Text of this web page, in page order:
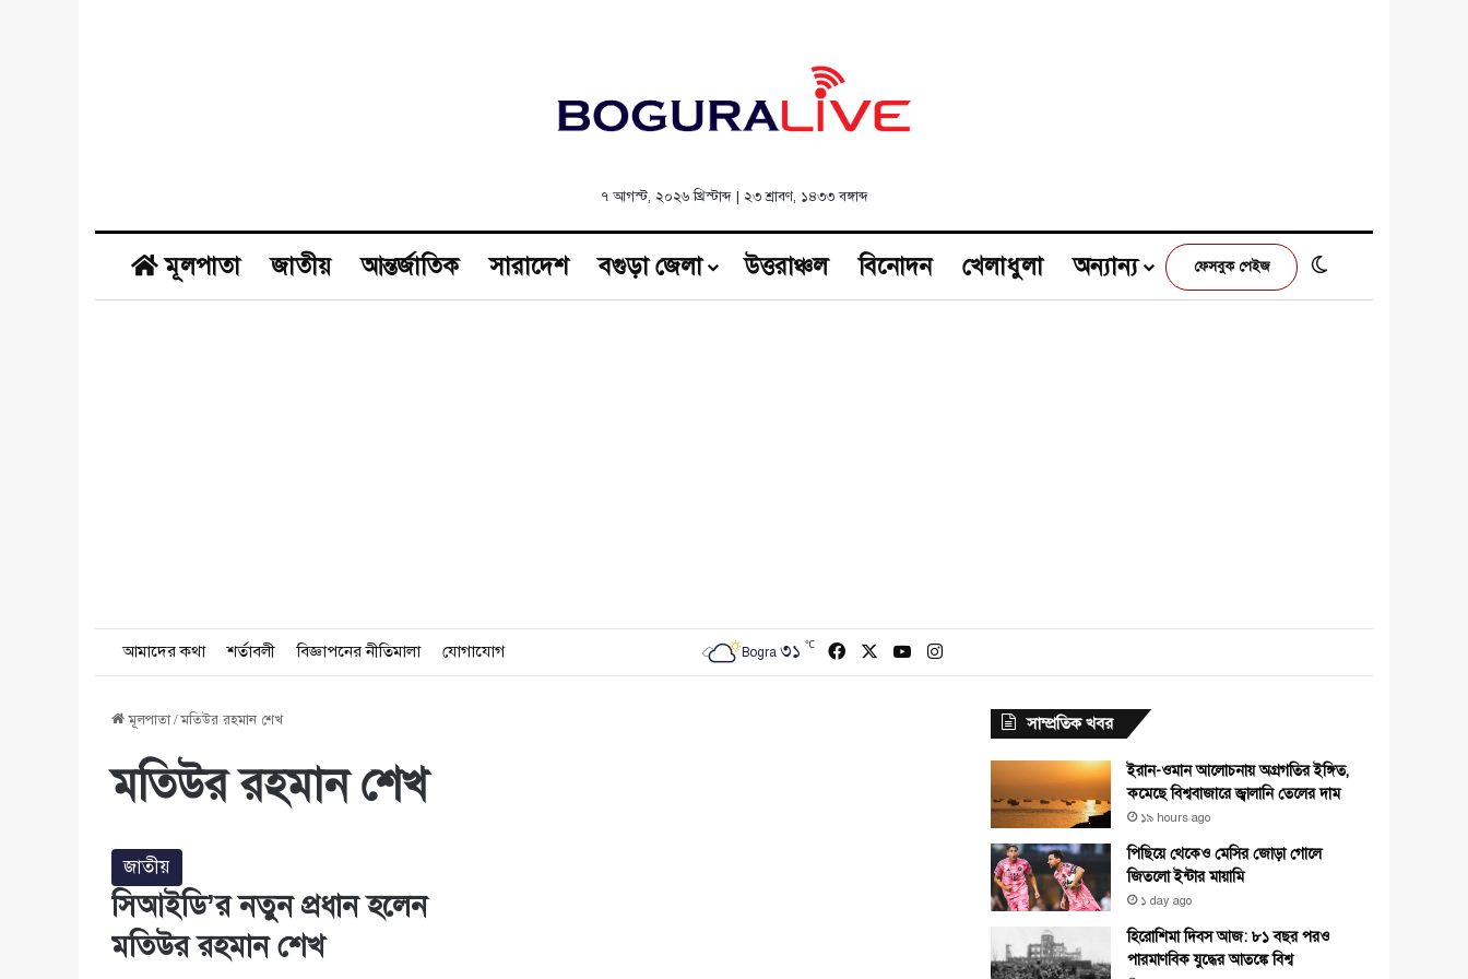
৭ আগস্ট, ২০২৬ খ্রিস্টাব্দ| ২৩ শ্রাবণ, ১৪৩৩ বঙ্গাব্দ
মূলপাতা জাতীয় আন্তর্জাতিক সারাদেশ বগুড়া জেলা উত্তরাঞ্চল বিনোদন খেলাধুলা অন্যান্য ফেসবুক পেইজ
আমাদের কথা শর্তাবলী বিজ্ঞাপনের নীতিমালা যোগাযোগ Bogra ৩১ ℃ FacebookYouTubeInstagram
মূলপাতা/মতিউর রহমান শেখ
মতিউর রহমান শেখ
জাতীয়
সিআইডি’র নতুন প্রধান হলেন
মতিউর রহমান শেখ
সাম্প্রতিক খবর
ইরান-ওমান আলোচনায় অগ্রগতির ইঙ্গিত,
কমেছে বিশ্ববাজারে জ্বালানি তেলের দাম
১৯ hours ago
পিছিয়ে থেকেও মেসির জোড়া গোলে
জিতলো ইন্টার মায়ামি
১ day ago
হিরোশিমা দিবস আজ: ৮১ বছর পরও
পারমাণবিক যুদ্ধের আতঙ্কে বিশ্ব